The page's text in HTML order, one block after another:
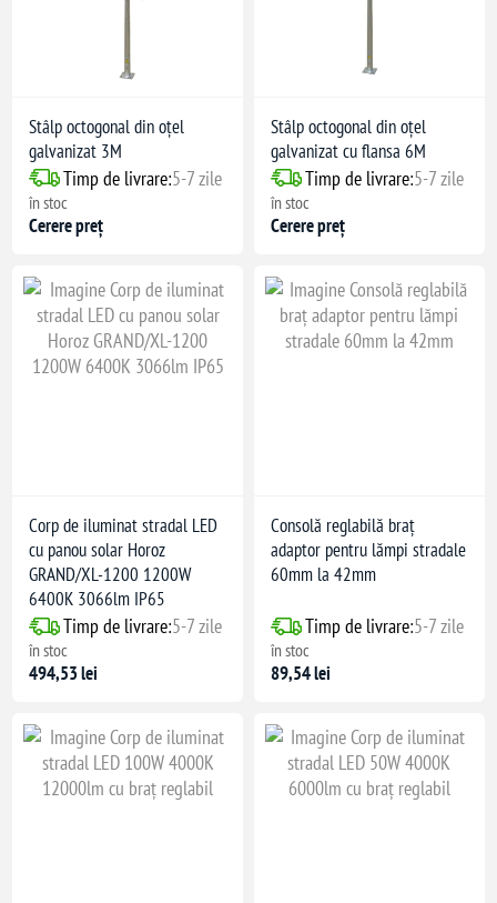
Stâlp octogonal din oțel
galvanizat 3M
Timp de livrare:5-7 zile
în stoc
Cerere preț
Stâlp octogonal din oțel
galvanizat cu flansa 6M
Timp de livrare:5-7 zile
în stoc
Cerere preț
Corp de iluminat stradal LED
cu panou solar Horoz
GRAND/XL-1200 1200W
6400K 3066lm IP65
Timp de livrare:5-7 zile
în stoc
494,53 lei
Consolă reglabilă braț
adaptor pentru lămpi stradale
60mm la 42mm
Timp de livrare:5-7 zile
în stoc
89,54 lei